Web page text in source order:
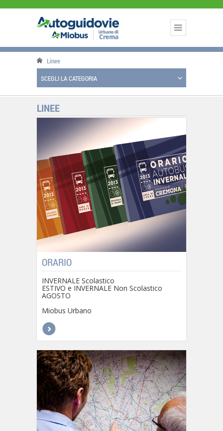
Linee
SCEGLI LA CATEGORIA
LINEE
ORARIO
INVERNALE Scolastico
ESTIVO e INVERNALE Non Scolastico
AGOSTO
Miobus Urbano